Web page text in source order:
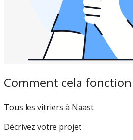
Comment cela
Tous les vitriers à Naast
Décrivez votre projet